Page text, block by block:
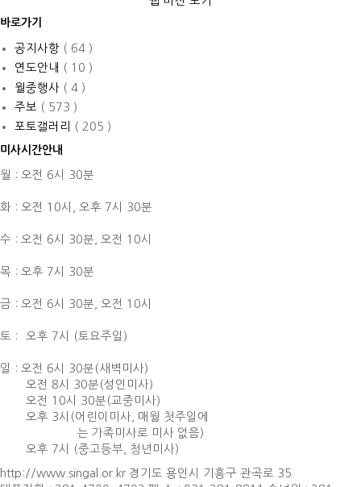
바로가기
공지사항 ( 64 )
연도안내
( 10 )
월중행사 ( 4 )
주보
( 573 )
포토갤러리
( 205 )
미사시간안내
월 : 오전 6시 30분
화 : 오전 10시, 오후 7시 30분
수 : 오전 6시 30분, 오전 10시
목 : 오후 7시 30분
금 : 오전 6시 30분, 오전 10시
토 : 오후 7시 (토요주일)
일 : 오전 6시 30분(새벽미사)
오전 8시 30분(성인미사)
오전 10시 30분(교중미사)
오후 3시(어린이미사, 매월 첫주일에
는 가족미사로 미사 없음)
오후 7시 (중고등부, 청년미사)
http://www.singal.or.kr 경기도 용인시 기흥구 관곡로 35